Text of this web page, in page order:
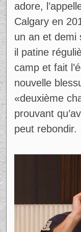
adore,
Calgary en
un an et demi
il patine
camp et fait
nouvelle
«deuxième
prouvant
peut rebondir.